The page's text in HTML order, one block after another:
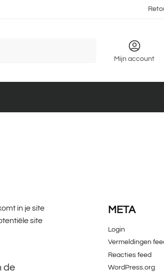
Mijn account
in je site
site
de
META
Login
Vermeldingen
Reacties feed
WordPress.org